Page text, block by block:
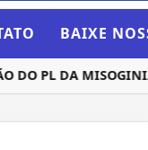
BAIXE
PL DA MISOGINIA